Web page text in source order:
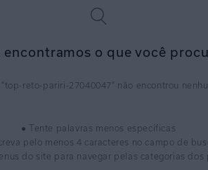
encontramos o que você
top-reto-pariri-27040047
● Tente palavras menos específicas
pelo menos 4 caracteres no campo de
do site para navegar pelas categorias dos